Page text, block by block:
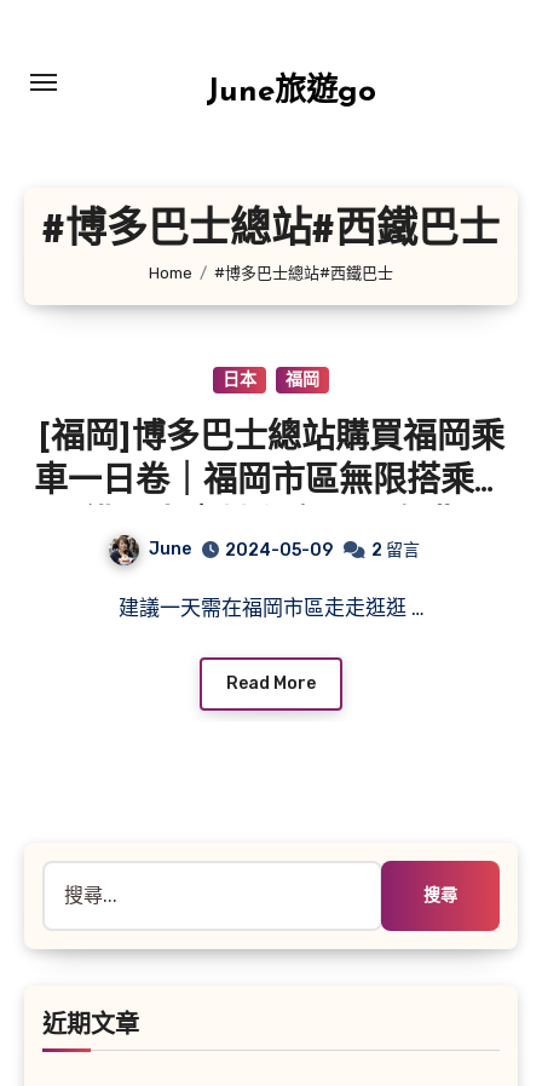
content
June旅遊go
#博多巴士總站#西鐵巴士
Home #博多巴士總站#西鐵巴士
日本 福岡
[福岡]博多巴士總站購買福岡乘
車一日卷｜福岡市區無限搭乘西
鐵巴士｜帶兒童Free免費
June 2024-05-09 2 留言
建議一天需在福岡市區走走逛逛 …
Read More
字:
近期文章